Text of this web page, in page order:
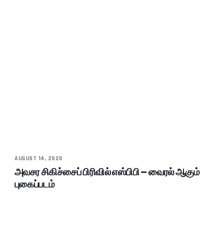
AUGUST 14, 2020
அவசர சிகிச்சைப் பிரிவில் எஸ்பிபி – வைரல் ஆகும்
புகைப்படம்